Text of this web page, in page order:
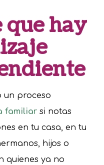
que hay
un proceso
familiarsi notas
en tu casa, en tu
hijos o
quienes ya no